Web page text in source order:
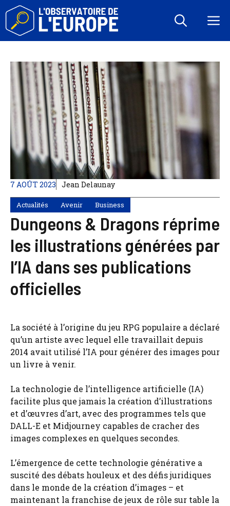
Aller
contenu
7 AOÛT 2023 Jean Delaunay
Actualités Avenir Business
Dungeons & Dragons réprime
les illustrations générées par
l’IA dans ses publications
officielles
La société à l’origine du jeu RPG populaire a déclaré
qu’un artiste avec lequel elle travaillait depuis
2014 avait utilisé l’IA pour générer des images pour
un livre à venir.
La technologie de l’intelligence artificielle (IA)
facilite plus que jamais la création d’illustrations
et d’œuvres d’art, avec des programmes tels que
DALL-E et Midjourney capables de cracher des
images complexes en quelques secondes.
L’émergence de cette technologie générative a
suscité des débats houleux et des défis juridiques
dans le monde de la création d’images – et
maintenant la franchise de jeux de rôle sur table la